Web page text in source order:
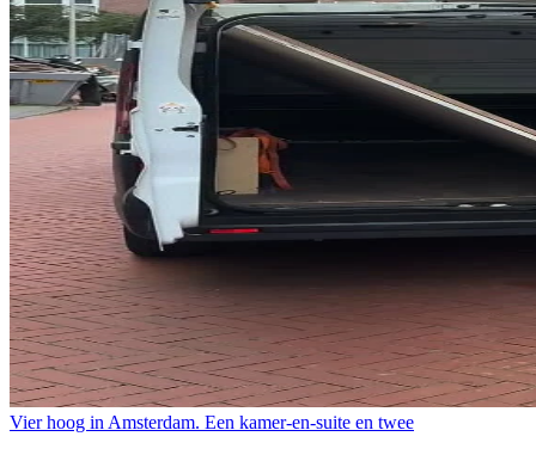
Vier hoog in Amsterdam. Een kamer-en-suite en twee